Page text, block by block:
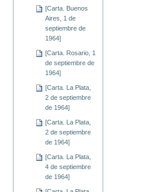
[Carta. Buenos
Aires, 1 de
septiembre de
1964]
[Carta. Rosario, 1
de septiembre de
1964]
[Carta. La Plata,
2 de septiembre
de 1964]
[Carta. La Plata,
2 de septiembre
de 1964]
[Carta. La Plata,
4 de septiembre
de 1964]